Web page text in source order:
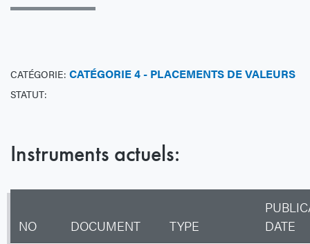
CATÉGORIE: CATÉGORIE 4 - PLACEMENTS DE VALEURS
STATUT:
Instruments actuels:
NO DOCUMENT TYPE
DATE